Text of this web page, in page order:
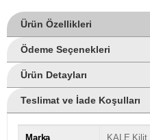
Ürün Özellikleri
Ödeme Seçenekleri
Ürün Detayları
Teslimat ve İade Koşulları
Marka KALE Kilit